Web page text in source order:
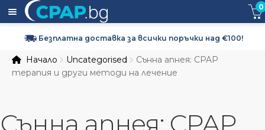
Безплатна доставка за всички поръчки над €100!
0
CPAP маски
Начало Uncategorised
Сънна апнея: CPAP
терапия и други методи на лечение
Сънна апнея: CPAP